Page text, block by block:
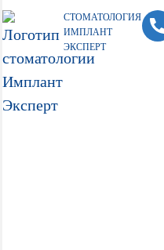
СТОМАТОЛОГИЯ
ИМПЛАНТ
ЭКСПЕРТ